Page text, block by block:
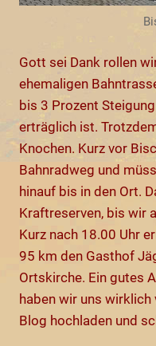
Gott sei Dank rollen
ehemaligen
bis 3 Prozent
erträglich ist.
Knochen. Kurz vor
Bahnradweg und
hinauf bis in den Ort.
Kraftreserven, bis wir
Kurz nach 18.00 Uhr
95 km den Gasthof
Ortskirche. Ein gutes
haben wir uns wirklich
Blog hochladen und